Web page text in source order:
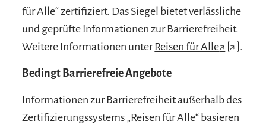
für Alle“ zertifiziert. Das Siegel bietet verlässliche
und geprüfte Informationen zur Barrierefreiheit.
Weitere Informationen unterReisen für Alle↗ ↗ .
Bedingt Barrierefreie Angebote
Informationen zur Barrierefreiheit außerhalb des
Zertifizierungssystems „Reisen für Alle“ basieren